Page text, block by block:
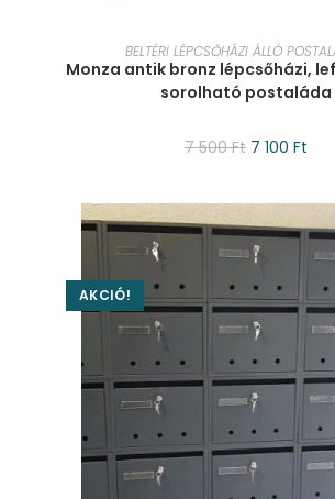
KOSÁRBA TESZEM
BELTÉRI LÉPCSŐHÁZI ÁLLÓ
Monza antik bronz lépcsőházi,
sorolható postaláda
7 500Ft 7 100 Ft
AKCIÓ!